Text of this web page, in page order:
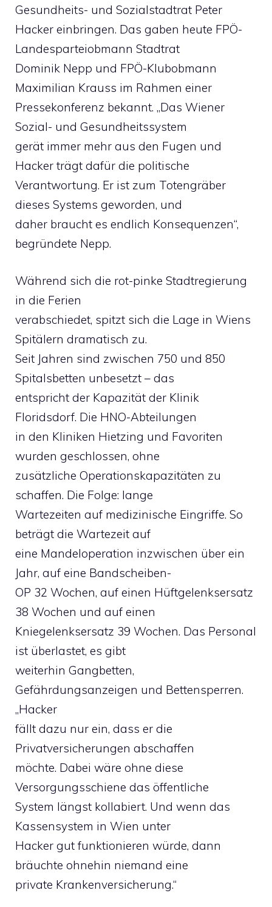
Gesundheits- und Sozialstadtrat Peter
Hacker einbringen. Das gaben heute FPÖ-
Landesparteiobmann Stadtrat
Dominik Nepp und FPÖ-Klubobmann
Maximilian Krauss im Rahmen einer
Pressekonferenz bekannt. „Das Wiener
Sozial- und Gesundheitssystem
gerät immer mehr aus den Fugen und
Hacker trägt dafür die politische
Verantwortung. Er ist zum Totengräber
dieses Systems geworden, und
daher braucht es endlich Konsequenzen“,
begründete Nepp.
Während sich die rot-pinke Stadtregierung
in die Ferien
verabschiedet, spitzt sich die Lage in Wiens
Spitälern dramatisch zu.
Seit Jahren sind zwischen 750 und 850
Spitalsbetten unbesetzt – das
entspricht der Kapazität der Klinik
Floridsdorf. Die HNO-Abteilungen
in den Kliniken Hietzing und Favoriten
wurden geschlossen, ohne
zusätzliche Operationskapazitäten zu
schaffen. Die Folge: lange
Wartezeiten auf medizinische Eingriffe. So
beträgt die Wartezeit auf
eine Mandeloperation inzwischen über ein
Jahr, auf eine Bandscheiben-
OP 32 Wochen, auf einen Hüftgelenksersatz
38 Wochen und auf einen
Kniegelenksersatz 39 Wochen. Das Personal
ist überlastet, es gibt
weiterhin Gangbetten,
Gefährdungsanzeigen und Bettensperren.
„Hacker
fällt dazu nur ein, dass er die
Privatversicherungen abschaffen
möchte. Dabei wäre ohne diese
Versorgungsschiene das öffentliche
System längst kollabiert. Und wenn das
Kassensystem in Wien unter
Hacker gut funktionieren würde, dann
bräuchte ohnehin niemand eine
private Krankenversicherung.“